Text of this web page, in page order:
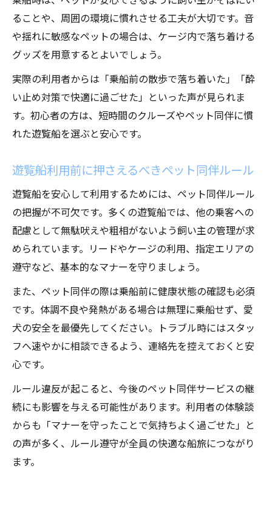
ることや、周囲の環境に慣れさせる工夫が大切です。音
や揺れに敏感なペットの場合は、ケージ内で落ち着ける
グッズを用意するとよいでしょう。
実際の利用者からは「乗船前の散歩で落ち着いた」「酔
い止め対策で快適に過ごせた」といった声が見られま
す。初心者の方は、短時間のクルーズやペット同伴に慣
れた遊覧船を選ぶと安心です。
遊覧船利用前に押さえるべきペット同伴ルール
遊覧船を安心して利用するためには、ペット同伴ルール
の把握が不可欠です。多くの遊覧船では、他の乗客への
配慮として無駄吠えや粗相がないよう飼い主の管理が求
められています。リードやケージの利用、指定エリアの
遵守など、基本的なマナーを守りましょう。
また、ペット同伴の際は乗船前に健康状態の確認も必須
です。体調不良や発熱がある場合は無理に乗船せず、愛
犬の安全を最優先してください。トラブル時にはスタッ
フへ速やかに相談できるよう、連絡先を控えておくと安
心です。
ルール違反が起こると、今後のペット同伴サービスの継
続にも影響を与える可能性があります。利用者の体験談
からも「マナーを守ったことで気持ちよく過ごせた」と
の声が多く、ルール遵守が全員の快適な船旅につながり
ます。